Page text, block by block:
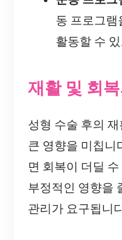
동 프로그램
활동할 수
재활 및 회
성형 수술 후의
큰 영향을 미칩니
면 회복이 더딜
부정적인 영향을
관리가 요구됩니